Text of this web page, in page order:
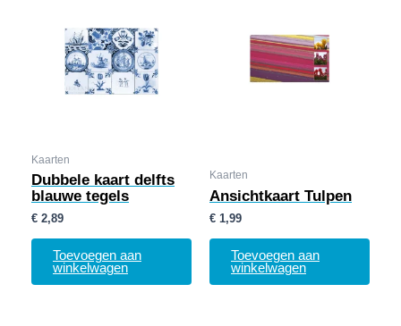
Kaarten
Dubbele kaart delfts
blauwe tegels
€ 2,89
Toevoegen aan
winkelwagen
Kaarten
Ansichtkaart Tulpen
€ 1,99
Toevoegen aan
winkelwagen